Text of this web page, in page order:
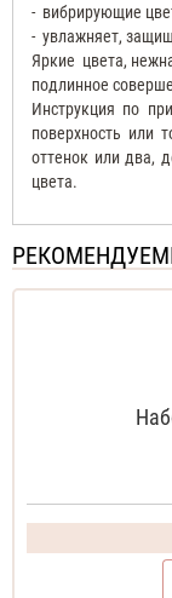
- вибрирующие
- увлажняет,
Яркие цвета,
подлинное
Инструкция по
поверхность или
оттенок или два,
цвета.